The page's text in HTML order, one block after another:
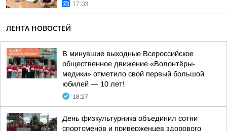
17:03
ЛЕНТА НОВОСТЕЙ
В минувшие выходные Всероссийское
общественное движение «Волонтёры-
медики» отметило свой первый большой
юбилей — 10 лет!
18:27
День физкультурника объединил сотни
спортсменов и приверженцев здорового